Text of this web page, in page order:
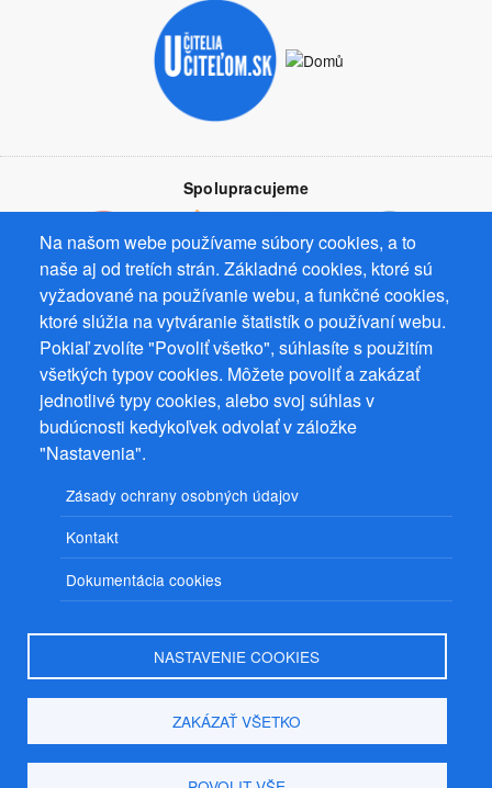
Na našom webe používame súbory cookies, a to
naše aj od tretích strán. Základné cookies, ktoré sú
vyžadované na používanie webu, a funkčné cookies,
ktoré slúžia na vytváranie štatistík o používaní webu.
Pokiaľ zvolíte "Povoliť všetko", súhlasíte s použitím
všetkých typov cookies. Môžete povoliť a zakázať
jednotlivé typy cookies, alebo svoj súhlas v
budúcnosti kedykoľvek odvolať v záložke
"Nastavenia".
Zásady ochrany osobných údajov
Kontakt
Dokumentácia cookies
NASTAVENIE COOKIES
ZAKÁZAŤ VŠETKO
Spolupracujeme
Prevádzkovateľ: Mgr. Bc. Žaneta Radimecká, MBA, Ostrov 256, 561
22 Ostrov, IČ 08993033, DIČ CZ9161263958
© 2026PuzzleWebss.r.o.